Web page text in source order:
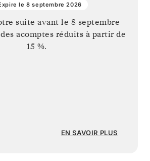
le 8 septembre 2026
suite avant le 8 septembre
acomptes réduits à partir de
15 %.
EN SAVOIR PLUS